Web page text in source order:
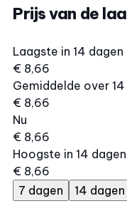
Prijs van de
Laagste in 14 dagen
€ 8,66
Gemiddelde over
€ 8,66
Nu
€ 8,66
Hoogste in 14 dagen
€ 8,66
7 dagen
14 dagen